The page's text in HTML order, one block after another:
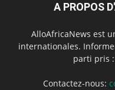
A PROPOS
AlloAfricaNews est
internationales.
parti pris
Contactez-nous: